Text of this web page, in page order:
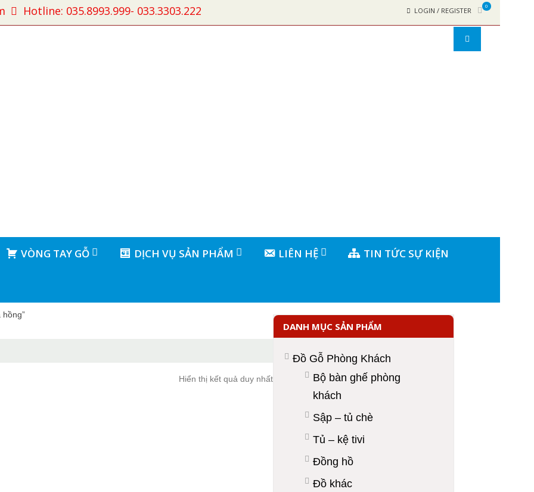
Hotline: 035.8993.999- 033.3303.222 LOGIN / REGISTER
0
VÒNG TAY GỖ DỊCH VỤ SẢN PHẨM LIÊN HỆ TIN TỨC SỰ KIỆN
Hiển thị kết quả duy nhất
DANH MỤC SẢN PHẨM
Đồ Gỗ Phòng Khách
Bộ bàn ghế phòng
khách
Sập – tủ chè
Tủ – kệ tivi
Đồng hồ
Đồ khác